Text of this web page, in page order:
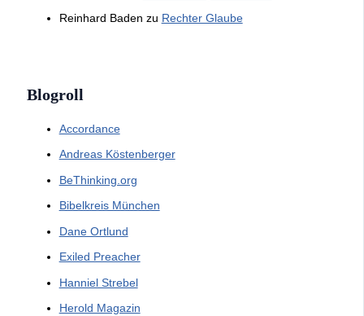
Reinhard Baden zu Rechter Glaube
Blogroll
Accordance
Andreas Köstenberger
BeThinking.org
Bibelkreis München
Dane Ortlund
Exiled Preacher
Hanniel Strebel
Herold Magazin